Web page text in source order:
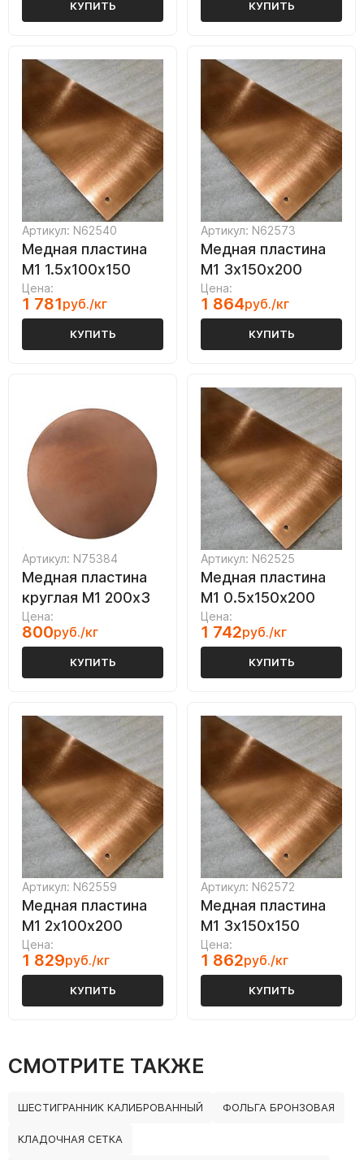
КУПИТЬ КУПИТЬ
Артикул: N62540
Медная пластина
М1 1.5х100х150
Цена:
1 781руб./кг
КУПИТЬ
Артикул: N62573
Медная пластина
М1 3х150х200
Цена:
1 864руб./кг
КУПИТЬ
Артикул: N75384
Медная пластина
круглая М1 200х3
Цена:
800руб./кг
КУПИТЬ
Артикул: N62525
Медная пластина
М1 0.5х150х200
Цена:
1 742руб./кг
КУПИТЬ
Артикул: N62559
Медная пластина
М1 2х100х200
Цена:
1 829руб./кг
КУПИТЬ
Артикул: N62572
Медная пластина
М1 3х150х150
Цена:
1 862руб./кг
КУПИТЬ
СМОТРИТЕ ТАКЖЕ
ШЕСТИГРАННИК КАЛИБРОВАННЫЙ ФОЛЬГА БРОНЗОВАЯ
КЛАДОЧНАЯ СЕТКА